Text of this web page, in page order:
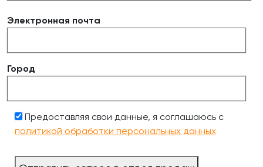
Электронная почта
Город
Предоставляя свои данные, я соглашаюсь с
политикой обработки персональных данных